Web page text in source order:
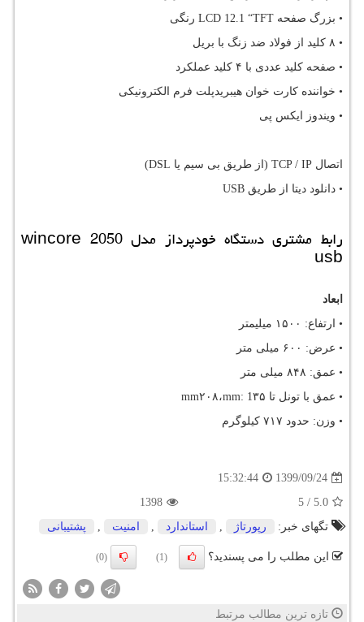
• بزرگ صفحه LCD 12.1 “TFT رنگی
• ۸ کلید از فولاد ضد زنگ با بریل
• صفحه کلید عددی با ۴ کلید عملکرد
• خواننده کارت خوان هیبریدپلت فرم الکترونیکی
• ویندوز ایکس پی
اتصال TCP / IP (از طریق بی سیم یا DSL
)
• دانلود دیتا از طریق USB
رابط مشتری دستگاه خودپرداز مدلwincore 2050
usb
ابعاد
• ارتفاع: ۱۵۰۰ میلیمتر
• عرض: ۶۰۰ میلی متر
• عمق: ۸۴۸ میلی متر
• عمق با تونل تا ۳۵
mm: 1،۲۰۸
mm
• وزن: حدود ۷۱۷ کیلوگرم
1399/09/24
15:32:44
5.0
/
5
1398
تگهای خبر:
رپورتاژ , استاندارد , امنیت , پشتیبانی
این مطلب را می پسندید؟ (1)
(0)
تازه ترین مطالب مرتبط